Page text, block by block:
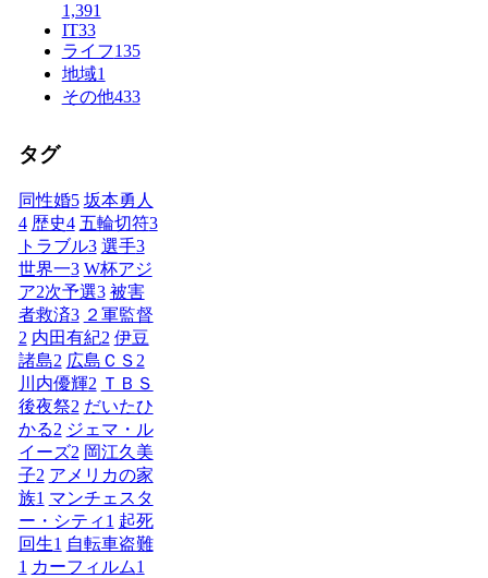
1,391
IT33
ライフ135
地域1
その他433
タグ
同性婚5 坂本勇人
4 歴史4 五輪切符3
トラブル3 選手3
世界一3 W杯アジ
ア2次予選3 被害
者救済3 ２軍監督
2 内田有紀2 伊豆
諸島2 広島ＣＳ 2
川内優輝2 ＴＢＳ
後夜祭2 だいたひ
かる2 ジェマ・ル
イーズ2 岡江久美
子2 アメリカの家
族1 マンチェスタ
ー・シティ 1 起死
回生1 自転車盗難
1 カーフィルム1